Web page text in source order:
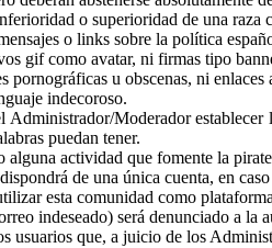
o superioridad de una raza
o links sobre la política
gif como avatar, ni firmas tipo
pornográficas u obscenas, ni
indecoroso.
Administrador/Moderador
puedan tener.
alguna actividad que fomente la
de una única cuenta, en
esta comunidad como
indeseado) será denunciado a la
usuarios que, a juicio de los